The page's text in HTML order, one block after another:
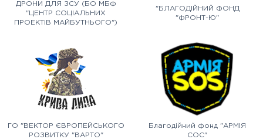
ДРОНИ ДЛЯ ЗСУ (БО МБФ
"ЦЕНТР СОЦІАЛЬНИХ
ПРОЕКТІВ МАЙБУТНЬОГО")
"БЛАГОДІЙНИЙ ФОНД
"ФРОНТ-Ю"
ГО "ВЕКТОР ЄВРОПЕЙСЬКОГО
РОЗВИТКУ "ВАРТО"
Благодійний фонд "АРМІЯ
СОС"